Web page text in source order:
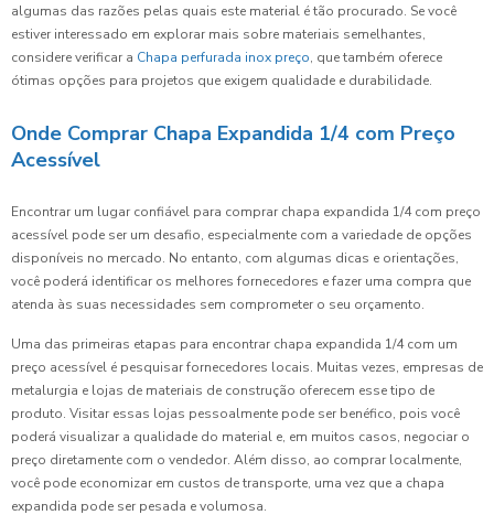
algumas das razões pelas quais este material é tão procurado. Se você
estiver interessado em explorar mais sobre materiais semelhantes,
considere verificar a Chapa perfurada inox preço, que também oferece
ótimas opções para projetos que exigem qualidade e durabilidade.
Onde Comprar Chapa Expandida 1/4 com Preço
Acessível
Encontrar um lugar confiável para comprar chapa expandida 1/4 com preço
acessível pode ser um desafio, especialmente com a variedade de opções
disponíveis no mercado. No entanto, com algumas dicas e orientações,
você poderá identificar os melhores fornecedores e fazer uma compra que
atenda às suas necessidades sem comprometer o seu orçamento.
Uma das primeiras etapas para encontrar chapa expandida 1/4 com um
preço acessível é pesquisar fornecedores locais. Muitas vezes, empresas de
metalurgia e lojas de materiais de construção oferecem esse tipo de
produto. Visitar essas lojas pessoalmente pode ser benéfico, pois você
poderá visualizar a qualidade do material e, em muitos casos, negociar o
preço diretamente com o vendedor. Além disso, ao comprar localmente,
você pode economizar em custos de transporte, uma vez que a chapa
expandida pode ser pesada e volumosa.